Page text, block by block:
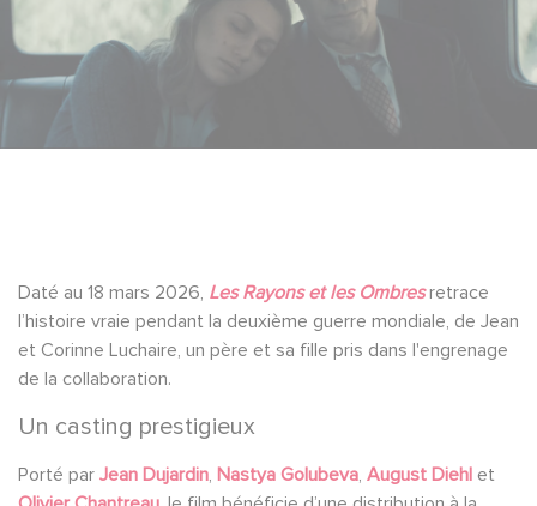
Daté au 18 mars 2026, Les Rayons et les Ombres retrace
l’histoire vraie pendant la deuxième guerre mondiale, de Jean
et Corinne Luchaire, un père et sa fille pris dans l'engrenage
de la collaboration.
Un casting prestigieux
Porté par Jean Dujardin, Nastya Golubeva, August Diehl et